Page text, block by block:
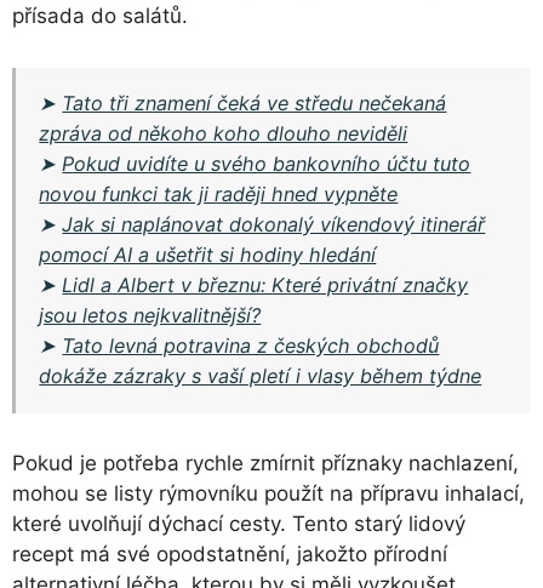
přísada do salátů.
➤ Tato tři znamení čeká ve středu nečekaná
zpráva od někoho koho dlouho neviděli
➤Pokud uvidíte u svého bankovního účtu tuto
novou funkci tak ji raději hned vypněte
➤Jak si naplánovat dokonalý víkendový itinerář
pomocí AI a ušetřit si hodiny hledání
➤Lidl a Albert v březnu: Které privátní značky
jsou letos nejkvalitnější?
➤ Tato levná potravina z českých obchodů
dokáže zázraky s vaší pletí i vlasy během týdne
Pokud je potřeba rychle zmírnit příznaky nachlazení,
mohou se listy rýmovníku použít na přípravu inhalací,
které uvolňují dýchací cesty. Tento starý lidový
recept má své opodstatnění, jakožto přírodní